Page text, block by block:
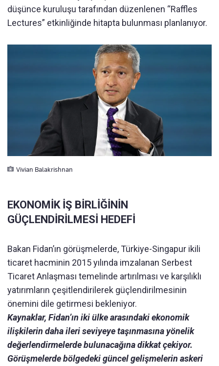
düşünce kuruluşu tarafından düzenlenen “Raffles
Lectures” etkinliğinde hitapta bulunması planlanıyor.
Vivian Balakrishnan
EKONOMİK İŞ BİRLİĞİNİN
GÜÇLENDİRİLMESİ HEDEFİ
Bakan Fidan’ın görüşmelerde, Türkiye-Singapur ikili
ticaret hacminin 2015 yılında imzalanan Serbest
Ticaret Anlaşması temelinde artırılması ve karşılıklı
yatırımların çeşitlendirilerek güçlendirilmesinin
önemini dile getirmesi bekleniyor.
Kaynaklar, Fidan’ın iki ülke arasındaki ekonomik
ilişkilerin daha ileri seviyeye taşınmasına yönelik
değerlendirmelerde bulunacağına dikkat çekiyor.
Görüşmelerde bölgedeki güncel gelişmelerin askeri